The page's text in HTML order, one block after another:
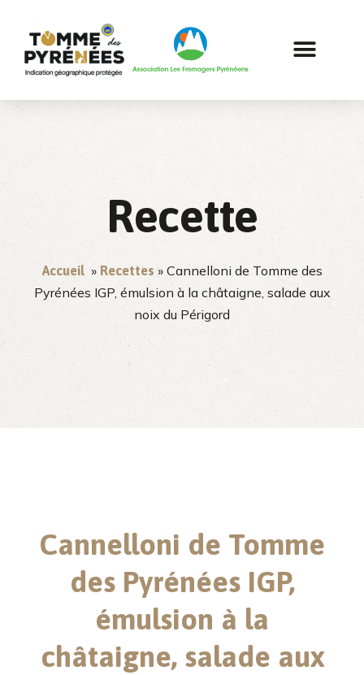
Recette
Accueil » Recettes » Cannelloni de Tomme des
Pyrénées IGP, émulsion à la châtaigne, salade aux
noix du Périgord
Cannelloni de Tomme
des Pyrénées IGP,
émulsion à la
châtaigne, salade aux